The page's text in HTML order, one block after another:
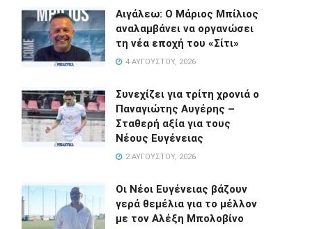
Αιγάλεω: Ο Μάριος Μπίλιος
αναλαμβάνει να οργανώσει
τη νέα εποχή του «Σίτι»
4 ΑΥΓΟΎΣΤΟΥ, 2026
Συνεχίζει για τρίτη χρονιά ο
Παναγιώτης Αυγέρης –
Σταθερή αξία για τους
Νέους Ευγένειας
2 ΑΥΓΟΎΣΤΟΥ, 2026
Οι Νέοι Ευγένειας βάζουν
γερά θεμέλια για το μέλλον
με τον Αλέξη Μπολοβίνο